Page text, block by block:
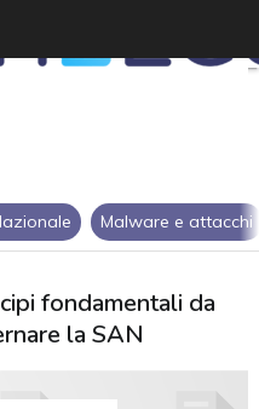
Malware e attacchi
fondamentali da
la SAN